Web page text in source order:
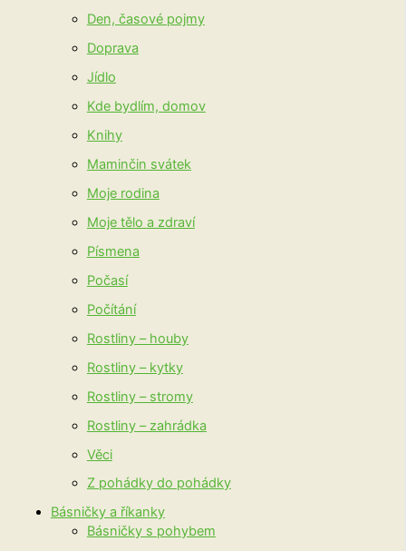
Den, časové pojmy
Doprava
Jídlo
Kde bydlím, domov
Knihy
Maminčin svátek
Moje rodina
Moje tělo a zdraví
Písmena
Počasí
Počítání
Rostliny – houby
Rostliny – kytky
Rostliny – stromy
Rostliny – zahrádka
Věci
Z pohádky do pohádky
Básničky a říkanky
Básničky s pohybem